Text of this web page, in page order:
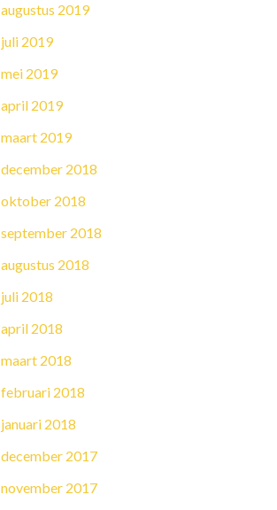
augustus 2019
juli 2019
mei 2019
april 2019
maart 2019
december 2018
oktober 2018
september 2018
augustus 2018
juli 2018
april 2018
maart 2018
februari 2018
januari 2018
december 2017
november 2017